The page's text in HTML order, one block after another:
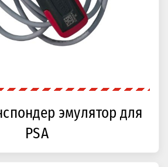
эмулятор для
PSA